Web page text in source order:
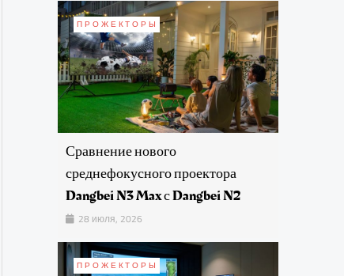
ПРОЖЕКТОРЫ
Сравнение нового
среднефокусного проектора
Dangbei N3 Max с Dangbei N2
28 июля, 2026
ПРОЖЕКТОРЫ